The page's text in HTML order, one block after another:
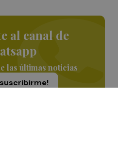
al canal de
las últimas noticias
suscribirme!